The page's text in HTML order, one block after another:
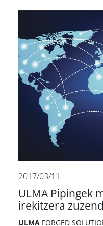
2017/03/11
ULMA Pipingek
irekitzera
ULMA FORGED